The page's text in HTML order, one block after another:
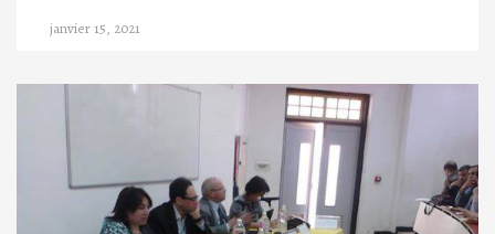
janvier 15, 2021